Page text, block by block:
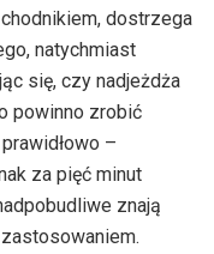
dostrzega
natychmiast
się, czy nadjeżdża
powinno zrobić
–
za pięć minut
znają